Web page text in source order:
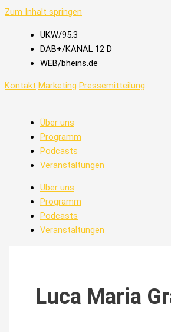
Zum Inhalt springen
UKW/95.3
DAB+/KANAL 12 D
WEB/bheins.de
Kontakt Marketing Pressemitteilung
Über uns
Programm
Podcasts
Veranstaltungen
Über uns
Programm
Podcasts
Veranstaltungen
Luca Maria